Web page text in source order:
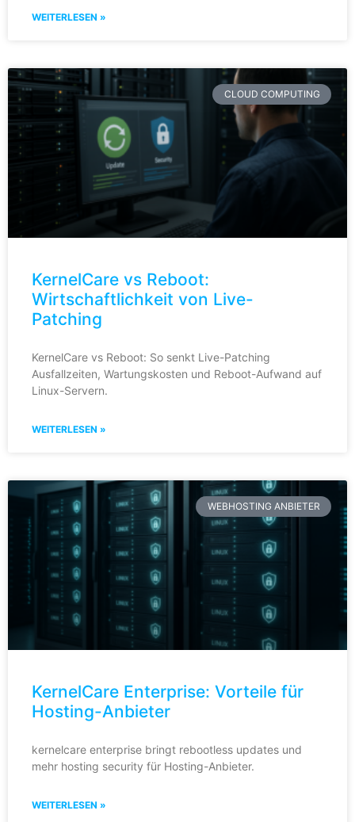
WEITERLESEN »
CLOUD COMPUTING
KernelCare vs Reboot:
Wirtschaftlichkeit von Live-
Patching
KernelCare vs Reboot: So senkt Live-Patching
Ausfallzeiten, Wartungskosten und Reboot-Aufwand auf
Linux-Servern.
WEITERLESEN »
WEBHOSTING ANBIETER
KernelCare Enterprise: Vorteile für
Hosting-Anbieter
kernelcare enterprise bringt rebootless updates und
mehr hosting security für Hosting-Anbieter.
WEITERLESEN »